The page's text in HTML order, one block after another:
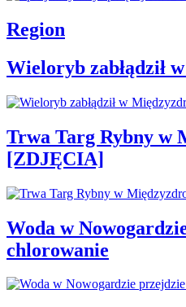
Region
Wieloryb zabłądził
Trwa Targ Rybny w
[ZDJĘCIA]
Woda w
chlorowanie